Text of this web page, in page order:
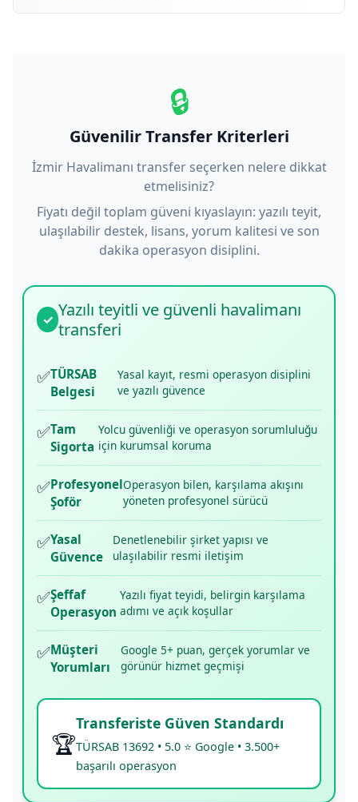
🔒
Güvenilir Transfer Kriterleri
İzmir Havalimanı transfer seçerken nelere dikkat
etmelisiniz?
Fiyatı değil toplam güveni kıyaslayın: yazılı teyit,
ulaşılabilir destek, lisans, yorum kalitesi ve son
dakika operasyon disiplini.
✓ Yazılı teyitli ve güvenli havalimanı
transferi
✅TÜRSAB
Belgesi
Yasal kayıt, resmi operasyon disiplini
ve yazılı güvence
✅Tam
Sigorta
Yolcu güvenliği ve operasyon sorumluluğu
için kurumsal koruma
✅Profesyonel
Şoför
Operasyon bilen, karşılama akışını
yöneten profesyonel sürücü
✅Yasal
Güvence
Denetlenebilir şirket yapısı ve
ulaşılabilir resmi iletişim
✅Şeffaf
Operasyon
Yazılı fiyat teyidi, belirgin karşılama
adımı ve açık koşullar
✅Müşteri
Yorumları
Google 5+ puan, gerçek yorumlar ve
görünür hizmet geçmişi
🏆
Transferiste Güven Standardı
TÜRSAB 13692 • 5.0 ⭐ Google • 3.500+
başarılı operasyon